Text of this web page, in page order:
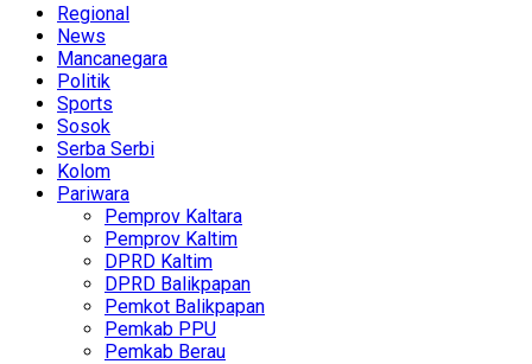
Regional
News
Mancanegara
Politik
Sports
Sosok
Serba Serbi
Kolom
Pariwara
Pemprov Kaltara
Pemprov Kaltim
DPRD Kaltim
DPRD Balikpapan
Pemkot Balikpapan
Pemkab PPU
Pemkab Berau